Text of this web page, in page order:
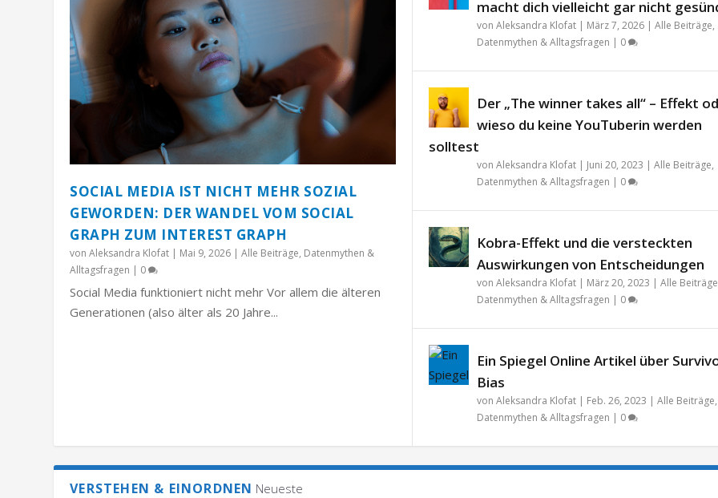
SOCIAL MEDIA IST NICHT MEHR SOZIAL
GEWORDEN: DER WANDEL VOM SOCIAL
GRAPH ZUM INTEREST GRAPH
vonAleksandra Klofat | Mai 9, 2026 |Alle Beiträge, Datenmythen &
Alltagsfragen | 0
Social Media funktioniert nicht mehr Vor allem die älteren
Generationen (also älter als 20 Jahre...
macht dich vielleicht gar nicht
von Aleksandra Klofat| März 7, 2026| Alle Beiträge,
Datenmythen & Alltagsfragen | 0
Der „The winner takes all“ – Effekt
wieso du keine YouTuberin werden
solltest
von Aleksandra Klofat| Juni 20, 2023 | Alle Beiträge,
Datenmythen & Alltagsfragen | 0
Kobra-Effekt und die versteckten
Auswirkungen von Entscheidungen
von Aleksandra Klofat| März 20, 2023 | Alle Beiträge
Datenmythen & Alltagsfragen | 0
Ein Spiegel Online Artikel über
Bias
von Aleksandra Klofat| Feb. 26, 2023 | Alle Beiträge,
Datenmythen & Alltagsfragen | 0
VERSTEHEN & EINORDNEN Neueste